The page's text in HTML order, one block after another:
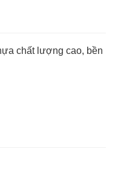
chất lượng cao, bền